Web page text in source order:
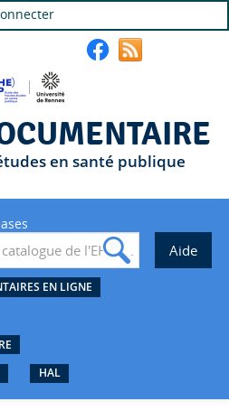
en santé publique
EN LIGNE
HAL